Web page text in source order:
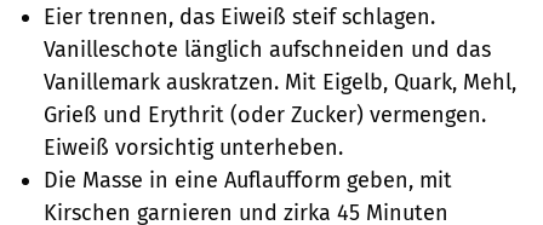
Eier trennen, das Eiweiß steif schlagen.
Vanilleschote länglich aufschneiden und das
Vanillemark auskratzen. Mit Eigelb, Quark, Mehl,
Grieß und Erythrit (oder Zucker) vermengen.
Eiweiß vorsichtig unterheben.
Die Masse in eine Auflaufform geben, mit
Kirschen garnieren und zirka 45 Minuten